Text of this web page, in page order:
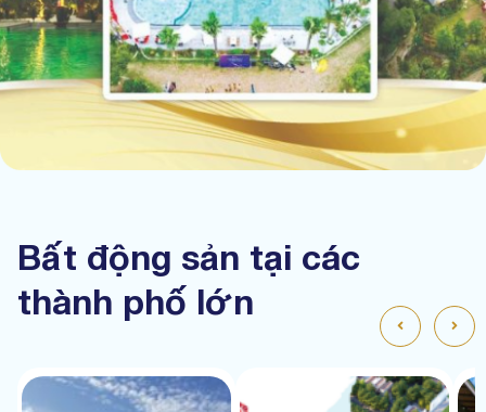
Bất động sản tại các
thành phố lớn